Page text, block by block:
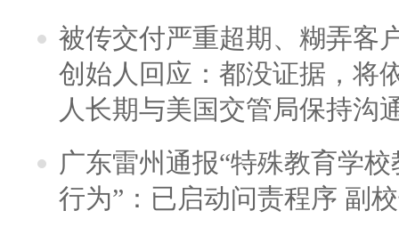
被传交付严重超期、糊弄客
创始人回应：都没证据，将
人长期与美国交管局保持沟
广东雷州通报“特殊教育学
行为”：已启动问责程序 副